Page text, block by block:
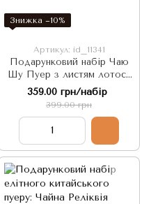
Знижка −10%
Артикул: id_11341
Подарунковий набір Чаю
Шу Пуер з листям лотосу
15 шт по 5г, Китай
359.00 грн/набір
399.00 грн